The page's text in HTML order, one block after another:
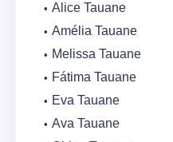
Alice Tauane
Amélia Tauane
Melissa Tauane
Fátima Tauane
Eva Tauane
Ava Tauane